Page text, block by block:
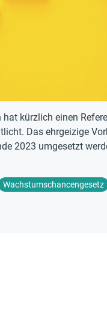
kürzlich einen
Das ehrgeizige
2023 umgesetzt
Wachstumschancengesetz